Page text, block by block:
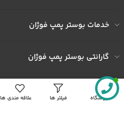
خدمات بوستر پمپ فوژان
گارانتی بوستر پمپ فوژان
به ما اعتماد کنید
فروشگاه فیلتر ها علاقه مندی ها